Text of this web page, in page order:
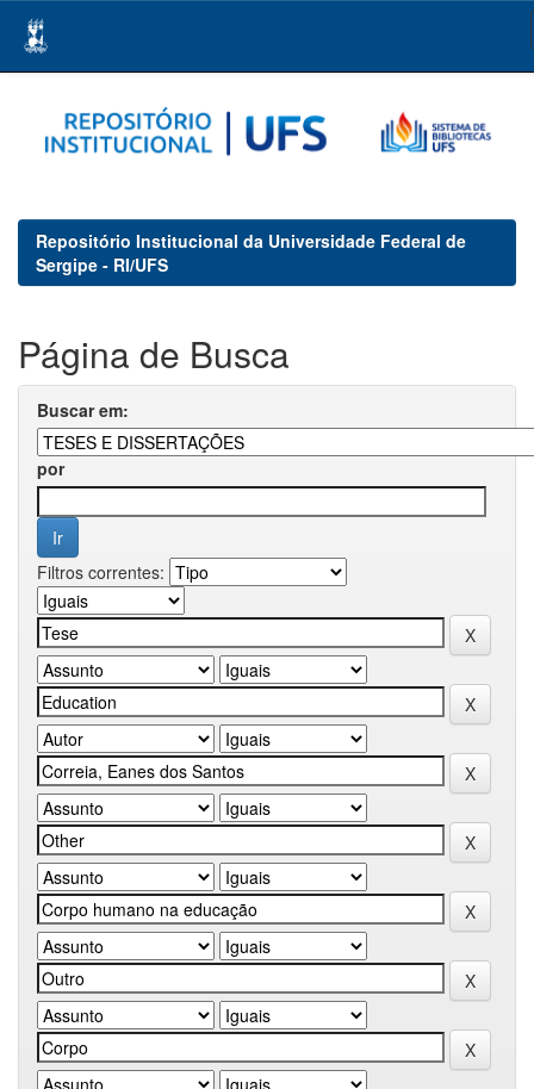
navigation
Repositório Institucional da Universidade Federal de
Sergipe - RI/UFS
Página de Busca
Buscar em:
por
Filtros correntes: